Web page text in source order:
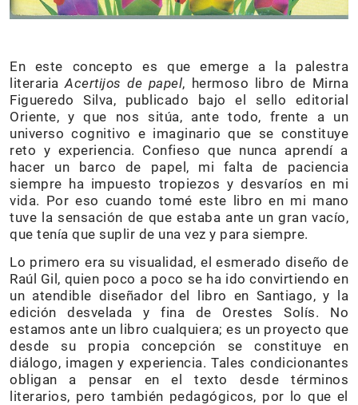
En este concepto es que emerge a la palestra
literariaAcertijos de papel, hermoso libro de Mirna
Figueredo Silva, publicado bajo el sello editorial
Oriente, y que nos sitúa, ante todo, frente a un
universo cognitivo e imaginario que se constituye
reto y experiencia. Confieso que nunca aprendí a
hacer un barco de papel, mi falta de paciencia
siempre ha impuesto tropiezos y desvaríos en mi
vida. Por eso cuando tomé este libro en mi mano
tuve la sensación de que estaba ante un gran vacío,
que tenía que suplir de una vez y para siempre.
Lo primero era su visualidad, el esmerado diseño de
Raúl Gil, quien poco a poco se ha ido convirtiendo en
un atendible diseñador del libro en Santiago, y la
edición desvelada y fina de Orestes Solís. No
estamos ante un libro cualquiera; es un proyecto que
desde su propia concepción se constituye en
diálogo, imagen y experiencia. Tales condicionantes
obligan a pensar en el texto desde términos
literarios, pero también pedagógicos, por lo que el